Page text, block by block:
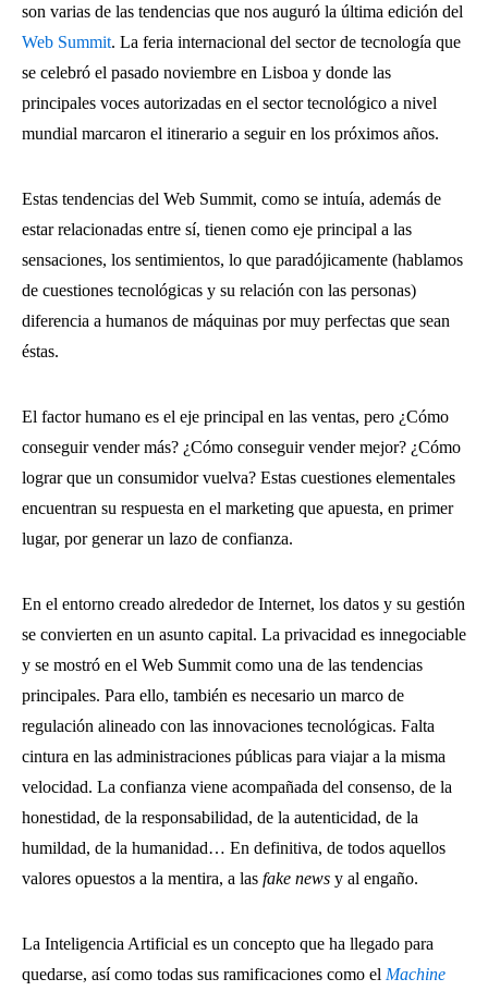
son varias de las tendencias que nos auguró la última edición del
Web Summit. La feria internacional del sector de tecnología que
se celebró el pasado noviembre en Lisboa y donde las
principales voces autorizadas en el sector tecnológico a nivel
mundial marcaron el itinerario a seguir en los próximos años.
Estas tendencias del Web Summit, como se intuía, además de
estar relacionadas entre sí, tienen como eje principal a las
sensaciones, los sentimientos, lo que paradójicamente (hablamos
de cuestiones tecnológicas y su relación con las personas)
diferencia a humanos de máquinas por muy perfectas que sean
éstas.
El factor humano es el eje principal en las ventas, pero ¿Cómo
conseguir vender más? ¿Cómo conseguir vender mejor? ¿Cómo
lograr que un consumidor vuelva? Estas cuestiones elementales
encuentran su respuesta en el marketing que apuesta, en primer
lugar, por generar un lazo de confianza.
En el entorno creado alrededor de Internet, los datos y su gestión
se convierten en un asunto capital. La privacidad es innegociable
y se mostró en el Web Summit como una de las tendencias
principales. Para ello, también es necesario un marco de
regulación alineado con las innovaciones tecnológicas. Falta
cintura en las administraciones públicas para viajar a la misma
velocidad. La confianza viene acompañada del consenso, de la
honestidad, de la responsabilidad, de la autenticidad, de la
humildad, de la humanidad… En definitiva, de todos aquellos
valores opuestos a la mentira, a las fake news y al engaño.
La Inteligencia Artificial es un concepto que ha llegado para
quedarse, así como todas sus ramificaciones como el Machine